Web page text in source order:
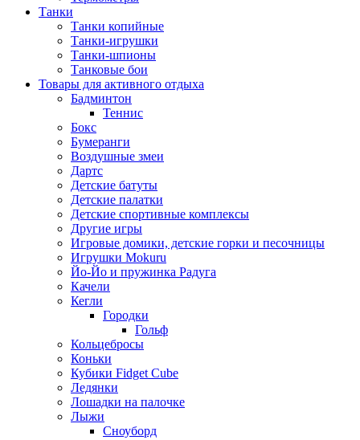
Танки
Танки копийные
Танки-игрушки
Танки-шпионы
Танковые бои
Товары для активного отдыха
Бадминтон
Теннис
Бокс
Бумеранги
Воздушные змеи
Дартс
Детские батуты
Детские палатки
Детские спортивные комплексы
Другие игры
Игровые домики, детские горки и песочницы
Игрушки Mokuru
Йо-Йо и пружинка Радуга
Качели
Кегли
Городки
Гольф
Кольцебросы
Коньки
Кубики Fidget Cube
Ледянки
Лошадки на палочке
Лыжи
Сноуборд